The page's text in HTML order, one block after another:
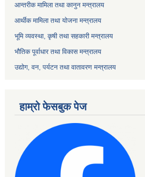
आन्तरीक मामिला तथा कानुन मन्त्रालय
आर्थीक मामिला तथा योजना मन्त्रालय
भूमि व्यवस्था, कृषी तथा सहकारी मन्त्रालय
भौतिक पूर्वाधार तथा विकास मन्त्रालय
उद्योग, वन, पर्यटन तथा वातावरण मन्त्रालय
हाम्रो फेसबुक पेज